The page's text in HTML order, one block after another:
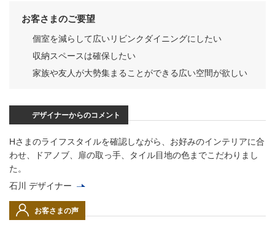
お客さまのご要望
個室を減らして広いリビンクダイニングにしたい
収納スペースは確保したい
家族や友⼈が⼤勢集まることができる広い空間が欲しい
デザイナーからのコメント
Hさまのライフスタイルを確認しながら、お好みのインテリアに合
わせ、ドアノブ、扉の取っ⼿、タイル目地の⾊までこだわりまし
た。
石川 デザイナー
お客さまの声